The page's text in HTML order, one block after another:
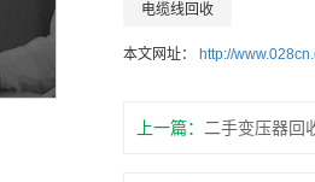
电缆线回收
本文网址： http://
上一篇： 二手变压器回